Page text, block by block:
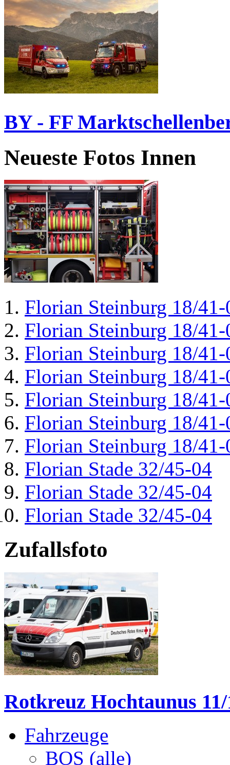
BY - FF
Neueste Fotos Innen
Florian Steinburg 18/41-
Florian Steinburg 18/41-
Florian Steinburg 18/41-
Florian Steinburg 18/41-
Florian Steinburg 18/41-
Florian Steinburg 18/41-
Florian Steinburg 18/41-
Florian Stade 32/45-04
Florian Stade 32/45-04
Florian Stade 32/45-04
Zufallsfoto
Rotkreuz Hochtaunus
Fahrzeuge
BOS (alle)